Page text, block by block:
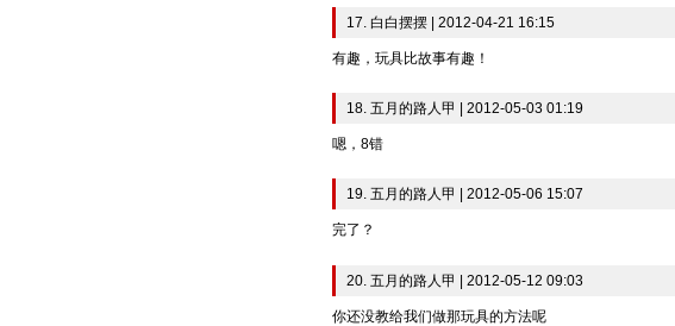
17. 白白摆摆 | 2012-04-21 16:15
有趣，玩具比故事有趣！
18. 五月的路人甲 | 2012-05-03 01:19
嗯，8错
19. 五月的路人甲 | 2012-05-06 15:07
完了？
20. 五月的路人甲 | 2012-05-12 09:03
你还没教给我们做那玩具的方法呢